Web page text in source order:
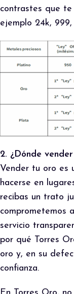
contrastes que
ejemplo 24k,
2. ¿Dónde
Vender tu oro es
hacerse en
recibas un trato
comprometemos
servicio
por qué Torres
oro y, en su
confianza.